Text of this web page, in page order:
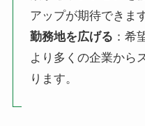
アップが期待できま
勤務地を広げる ：希
より多くの企業から
ります。